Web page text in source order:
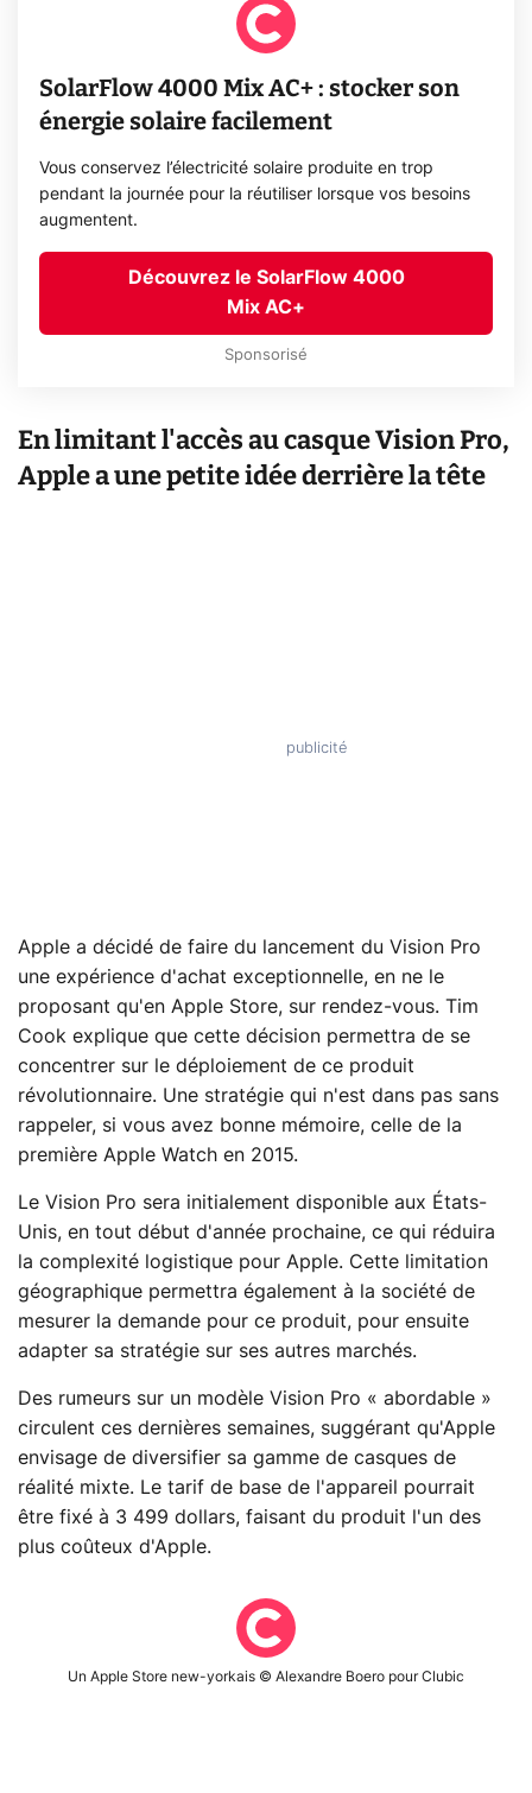
SolarFlow 4000 Mix AC+ : stocker son
énergie solaire facilement
Vous conservez l’électricité solaire produite en trop
pendant la journée pour la réutiliser lorsque vos besoins
augmentent.
Découvrez le SolarFlow 4000
Mix AC+
Sponsorisé
En limitant l'accès au casque Vision Pro,
Apple a une petite idée derrière la tête
Apple a décidé de faire du lancement du Vision Pro
une expérience d'achat exceptionnelle, en ne le
proposant qu'en Apple Store, sur rendez-vous. Tim
Cook explique que cette décision permettra de se
concentrer sur le déploiement de ce produit
révolutionnaire. Une stratégie qui n'est dans pas sans
rappeler, si vous avez bonne mémoire, celle de la
première Apple Watch en 2015.
Le Vision Pro sera initialement disponible aux États-
Unis, en tout début d'année prochaine, ce qui réduira
la complexité logistique pour Apple. Cette limitation
géographique permettra également à la société de
mesurer la demande pour ce produit, pour ensuite
adapter sa stratégie sur ses autres marchés.
Des rumeurs sur un modèle Vision Pro « abordable »
circulent ces dernières semaines, suggérant qu'Apple
envisage de diversifier sa gamme de casques de
réalité mixte. Le tarif de base de l'appareil pourrait
être fixé à 3 499 dollars, faisant du produit l'un des
plus coûteux d'Apple.
Un Apple Store new-yorkais © Alexandre Boero pour Clubic